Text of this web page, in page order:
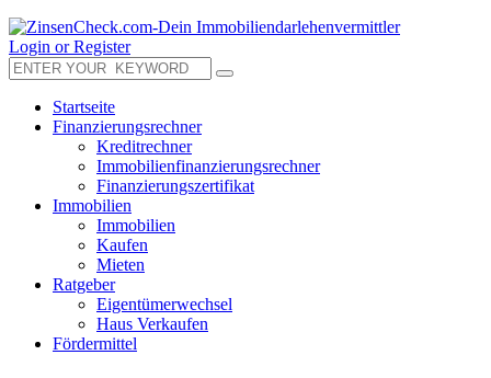
Login or Register
Startseite
Finanzierungsrechner
Kreditrechner
Immobilienfinanzierungsrechner
Finanzierungszertifikat
Immobilien
Immobilien
Kaufen
Mieten
Ratgeber
Eigentümerwechsel
Haus Verkaufen
Fördermittel